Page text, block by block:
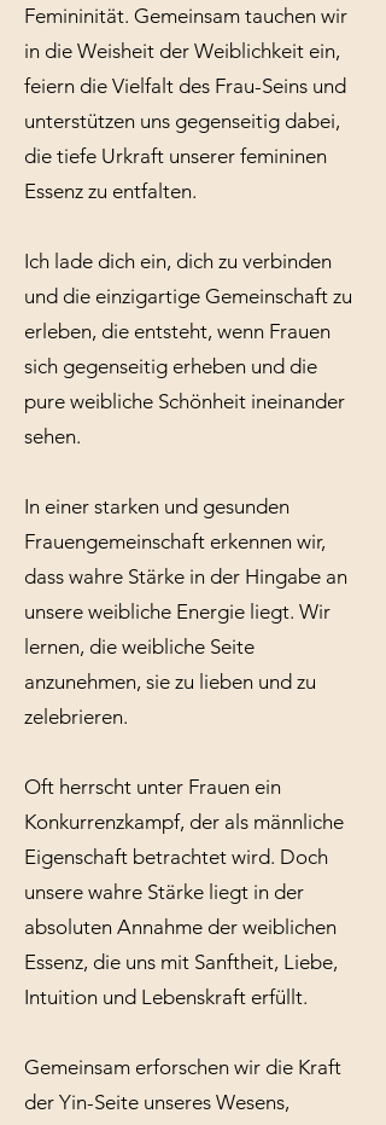
Femininität. Gemeinsam tauchen wir
in die Weisheit der Weiblichkeit ein,
feiern die Vielfalt des Frau-Seins und
unterstützen uns gegenseitig dabei,
die tiefe Urkraft unserer femininen
Essenz zu entfalten.
Ich lade dich ein, dich zu verbinden
und die einzigartige Gemeinschaft zu
erleben, die entsteht, wenn Frauen
sich gegenseitig erheben und die
pure weibliche Schönheit ineinander
sehen.
In einer starken und gesunden
Frauengemeinschaft erkennen wir,
dass wahre Stärke in der Hingabe an
unsere weibliche Energie liegt. Wir
lernen, die weibliche Seite
anzunehmen, sie zu lieben und zu
zelebrieren.
Oft herrscht unter Frauen ein
Konkurrenzkampf, der als männliche
Eigenschaft betrachtet wird. Doch
unsere wahre Stärke liegt in der
absoluten Annahme der weiblichen
Essenz, die uns mit Sanftheit, Liebe,
Intuition und Lebenskraft erfüllt.
Gemeinsam erforschen wir die Kraft
der Yin-Seite unseres Wesens,